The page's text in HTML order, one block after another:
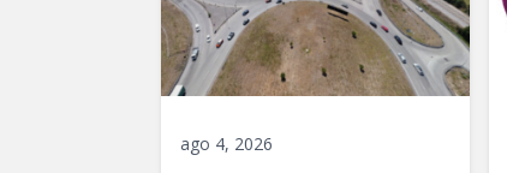
ago 4, 2026